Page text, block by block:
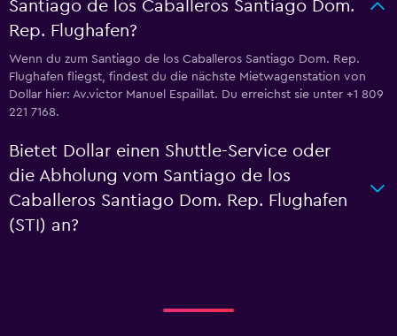
Santiago de los Caballeros Santiago Dom.
Rep. Flughafen?
Wenn du zum Santiago de los Caballeros Santiago Dom. Rep.
Flughafen fliegst, findest du die nächste Mietwagenstation von
Dollar hier: Av.victor Manuel Espaillat. Du erreichst sie unter +1 809
221 7168.
Bietet Dollar einen Shuttle-Service oder
die Abholung vom Santiago de los
Caballeros Santiago Dom. Rep. Flughafen
(STI) an?